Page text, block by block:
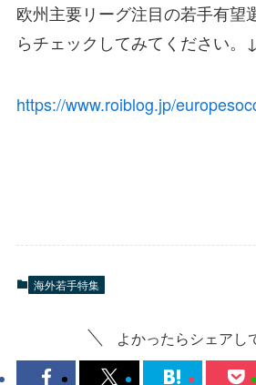
欧州主要リーグ注目の若手有望
らチェックしてみてください。↓
https://www.roiblog.jp/
海外若手特集
よかったらシェアし